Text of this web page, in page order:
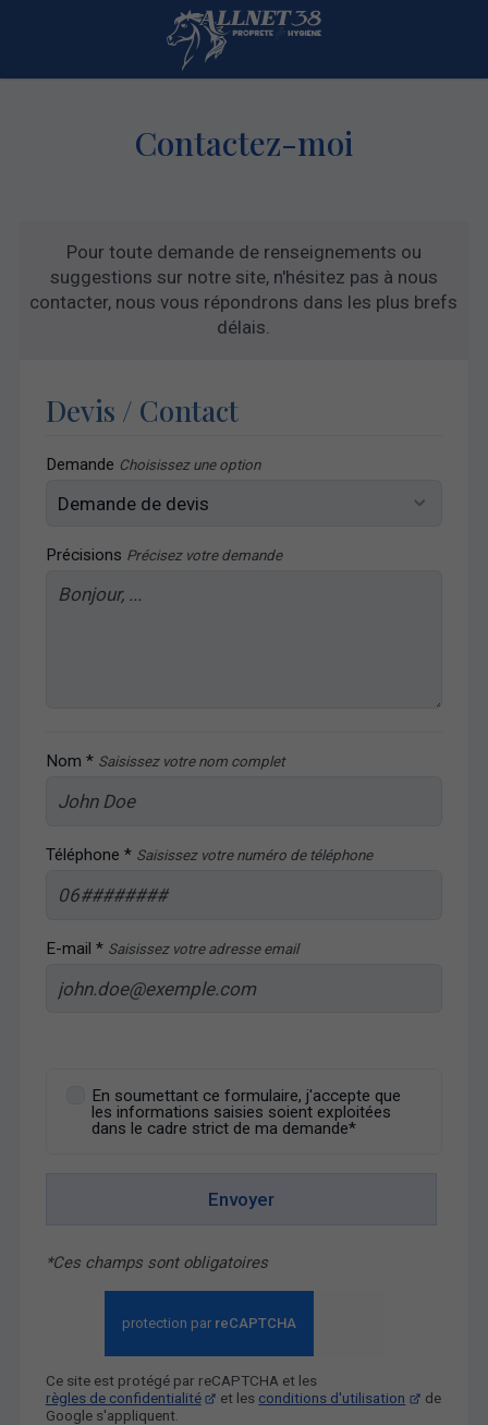
Contactez-moi
Pour toute demande de renseignements ou
suggestions sur notre site, n'hésitez pas à nous
contacter, nous vous répondrons dans les plus brefs
délais.
Devis / Contact
Demande Choisissez une option
Précisions Précisez votre demande
Nom * Saisissez votre nom complet
Téléphone * Saisissez votre numéro de téléphone
E-mail * Saisissez votre adresse email
En soumettant ce formulaire, j'accepte que
les informations saisies soient exploitées
dans le cadre strict de ma demande*
Envoyer
*Ces champs sont obligatoires
Ce site est protégé par reCAPTCHA et les
règles de confidentialité
et les conditions d'utilisation
de
Google s'appliquent.